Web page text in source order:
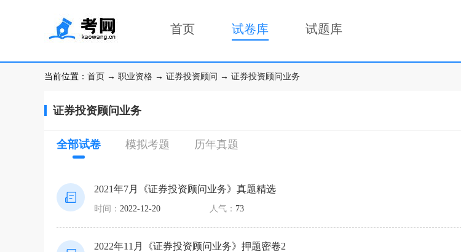
首页 试卷库 试题库
当前位置： 首页 → 职业资格 → 证券投资顾问 → 证券投资顾问业务
证券投资顾问业务
全部试卷 模拟考题 历年真题
2021年7月《证券投资顾问业务》真题精选
时间： 2022-12-20 人气： 73
2022年11月《证券投资顾问业务》押题密卷2